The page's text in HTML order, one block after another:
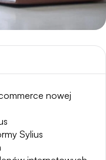
nowej
Sylius